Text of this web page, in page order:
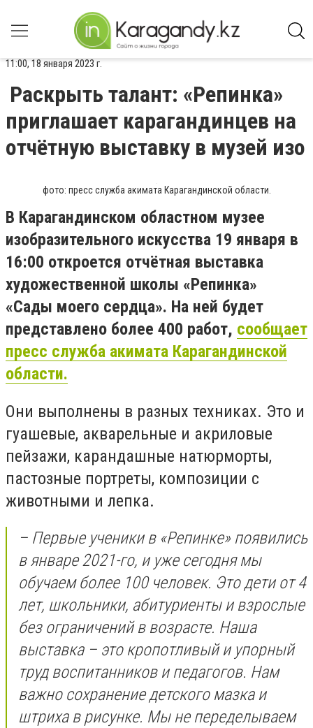
11:00, 18 января 2023 г.
Раскрыть талант: «Репинка»
приглашает карагандинцев на
отчётную выставку в музей изо
фото: пресс служба акимата Карагандинской области.
В Карагандинском областном музее
изобразительного искусства 19 января в
16:00 откроется отчётная выставка
художественной школы «Репинка»
«Сады моего сердца». На ней будет
представлено более 400 работ, сообщает
пресс служба акимата Карагандинской
области.
Они выполнены в разных техниках. Это и
гуашевые, акварельные и акриловые
пейзажи, карандашные натюрморты,
пастозные портреты, композиции с
животными и лепка.
– Первые ученики в «Репинке» появились
в январе 2021-го, и уже сегодня мы
обучаем более 100 человек. Это дети от 4
лет, школьники, абитуриенты и взрослые
без ограничений в возрасте. Наша
выставка – это кропотливый и упорный
труд воспитанников и педагогов. Нам
важно сохранение детского мазка и
штриха в рисунке. Мы не переделываем